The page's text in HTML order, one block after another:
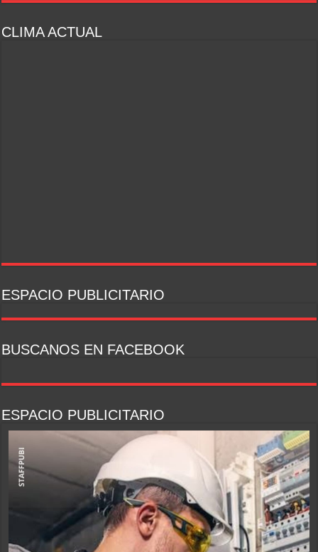
CLIMA ACTUAL
ESPACIO PUBLICITARIO
BUSCANOS EN FACEBOOK
ESPACIO PUBLICITARIO